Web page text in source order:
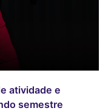
atividade e
semestre